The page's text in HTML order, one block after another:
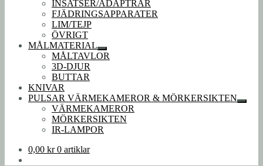
INSATSER/ADAPTRAR
FJÄDRINGSAPPARATER
LIM/TEJP
ÖVRIGT
MÅLMATERIAL
Expandera
undermeny
MÅLTAVLOR
3D-DJUR
BUTTAR
KNIVAR
PULSAR VÄRMEKAMEROR & MÖRKERSIKTEN
VÄRMEKAMEROR
MÖRKERSIKTEN
IR-LAMPOR
0,00 kr 0 artiklar